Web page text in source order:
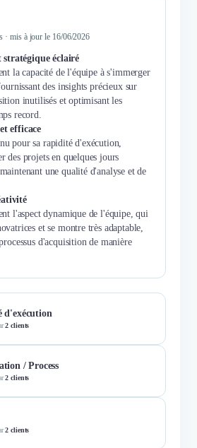
· mis à jour le 16/06/2026
stratégique éclairé
la capacité de l'équipe à s'immerger
des insights précieux sur
inutilisés et optimisant les
record.
efficace
pour sa rapidité d'exécution,
des projets en quelques jours
une qualité d'analyse et de
l'aspect dynamique de l'équipe, qui
et se montre très adaptable,
d'acquisition de manière
d'exécution
2 clients
/ Process
2 clients
2 clients